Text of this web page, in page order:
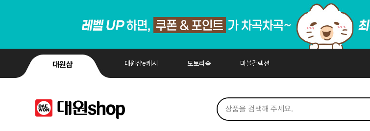
대원샵 대원샵e캐시 도토리숲 마블컬렉션